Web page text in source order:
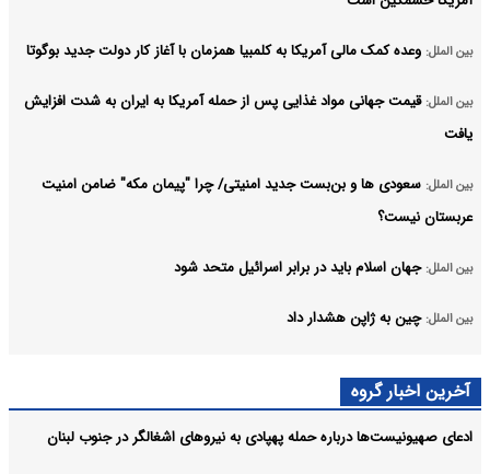
بین الملل: وعده کمک مالی آمریکا به کلمبیا همزمان با آغاز کار دولت جدید بوگوتا
بین الملل: قیمت جهانی مواد غذایی پس از حمله آمریکا به ایران به شدت افزایش
یافت
بین الملل: سعودی ها و بن‌بست جدید امنیتی/ چرا "پیمان مکه" ضامن امنیت
عربستان نیست؟
بین الملل: جهان اسلام باید در برابر اسرائیل متحد شود
بین الملل: چین به ژاپن هشدار داد
لیست نامزدهای تصدی دبیرکلی سازمان ملل همچنان باز است
آرشیو
آخرین اخبار گروه
ادعای صهیونیست‌ها درباره حمله پهپادی به نیروهای اشغالگر در جنوب لبنان